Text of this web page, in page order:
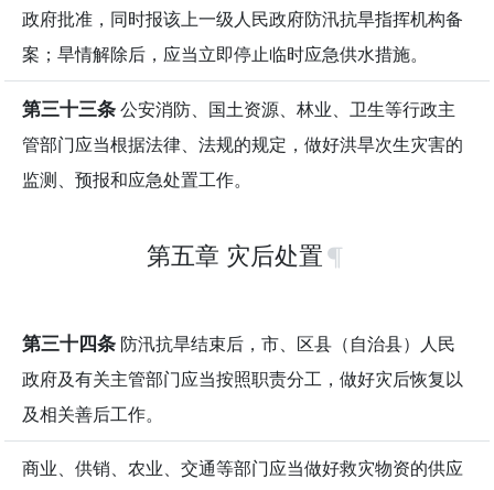
政府批准，同时报该上一级人民政府防汛抗旱指挥机构备
案；旱情解除后，应当立即停止临时应急供水措施。
第三十三条公安消防、国土资源、林业、卫生等行政主
管部门应当根据法律、法规的规定，做好洪旱次生灾害的
监测、预报和应急处置工作。
第五章 灾后处置
第三十四条 防汛抗旱结束后，市、区县（自治县）人民
政府及有关主管部门应当按照职责分工，做好灾后恢复以
及相关善后工作。
商业、供销、农业、交通等部门应当做好救灾物资的供应